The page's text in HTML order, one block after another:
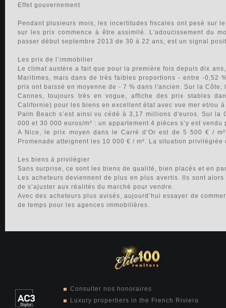
Effet gouvernement
Pendant plusieurs mois, les incertitudes fiscales ont pesé sur
sur les prix commence à être assimilé. L'adoucissement du
passer début septembre 2013 de 30 à 22 ans, est un signal
Les prix de l’immobilier
Le climat austère a fait que pour la première fois depuis dix
Maritimes, mais dans de très faibles proportions - entre -
prix ont baissé en moyenne de - 7 % dans l'ancien. Sur la
Cannes, toujours très en vogue, affiche des prix stables
Californie) pour les biens en excellent état avec vue mer et/ou
Palm Beach s’est ainsi vu cédé à 3,17 millions d'euros. Sur
000 et 30 000 euros/m² : un appartement 4 pièces s’y est
A Nice, le prix moyen dans le Carré d’Or est de 5 500 € /
Promenade atteignent les 10 000 € / m². La situation
Les biens à privilégier
Sans surprise, ce sont les biens de qualité, bien placés et en
Les acheteurs deviennent de plus en plus avertis. Ils sont
de s’ajuster aux réalités du marché pour vendre.
Avec des acheteurs plus avisés, aujourd’hui essayer de
de temps pour les agences immobilières.
Consulter nos honoraires
Luxury propertiers in the French Riviera